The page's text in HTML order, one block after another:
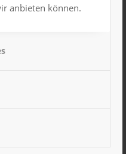
anbieten können.